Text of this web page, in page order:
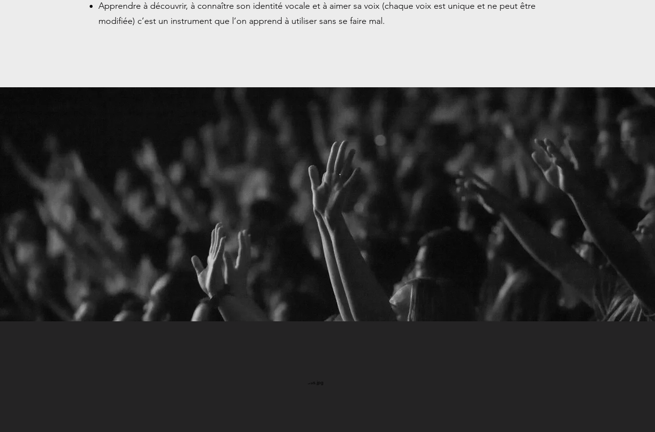
Apprendre à découvrir, à connaître son identité vocale et à aimer sa voix (chaque voix est unique et ne peut être
modifiée) c’est un instrument que l’on apprend à utiliser sans se faire mal.